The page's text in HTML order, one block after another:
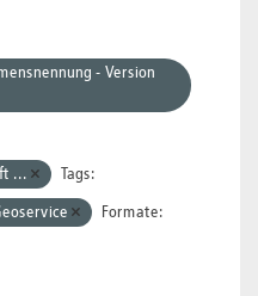
- Version
... Tags:
Formate: